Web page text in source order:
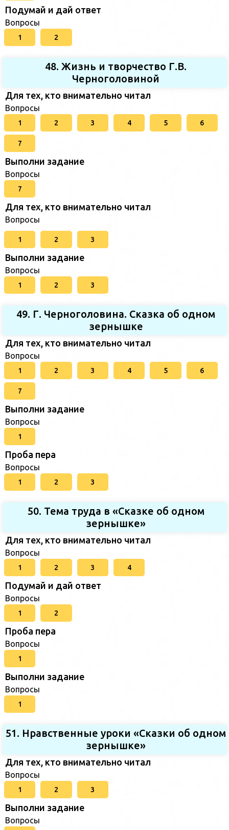
Подумай и дай ответ
Вопросы
1 2
48. Жизнь и творчество Г.В.
Черноголовиной
Для тех, кто внимательно читал
Вопросы
1 2 3 4 5 6
7
Выполни задание
Вопросы
7
Для тех, кто внимательно читал
Вопросы
1 2 3
Выполни задание
Вопросы
1 2 3
49. Г. Черноголовина. Сказка об одном
зернышке
Для тех, кто внимательно читал
Вопросы
1 2 3 4 5 6
7
Выполни задание
Вопросы
1
Проба пера
Вопросы
1 2 3
50. Тема труда в «Сказке об одном
зернышке»
Для тех, кто внимательно читал
Вопросы
1 2 3 4
Подумай и дай ответ
Вопросы
1 2
Проба пера
Вопросы
1
Выполни задание
Вопросы
1
51. Нравственные уроки «Сказки об одном
зернышке»
Для тех, кто внимательно читал
Вопросы
1 2 3
Выполни задание
Вопросы